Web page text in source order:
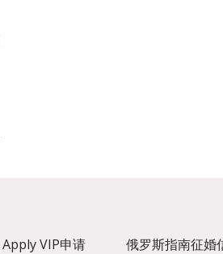
Apply VIP申请 俄罗斯指南征婚